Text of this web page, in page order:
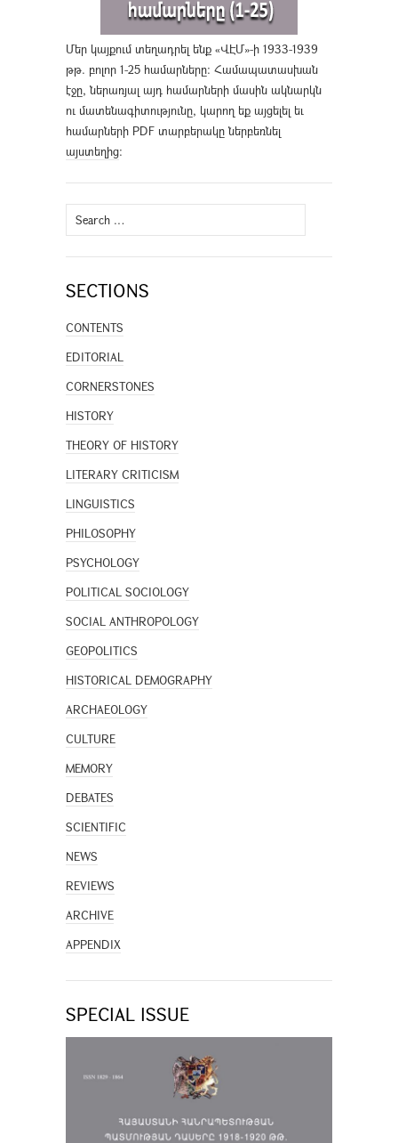
Մեր կայքում տեղադրել ենք «ՎԷՄ»-ի 1933-1939
թթ. բոլոր 1-25 համարները։ Համապատասխան
էջը, ներառյալ այդ համարների մասին ակնարկն
ու մատենագիտությունը, կարող եք այցելել եւ
համարների PDF տարբերակը ներբեռնել
այստեղից։
Search
for:
SECTIONS
CONTENTS
EDITORIAL
CORNERSTONES
HISTORY
THEORY OF HISTORY
LITERARY CRITICISM
LINGUISTICS
PHILOSOPHY
PSYCHOLOGY
POLITICAL SOCIOLOGY
SOCIAL ANTHROPOLOGY
GEOPOLITICS
HISTORICAL DEMOGRAPHY
ARCHAEOLOGY
CULTURE
MEMORY
DEBATES
SCIENTIFIC
NEWS
REVIEWS
ARCHIVE
APPENDIX
SPECIAL ISSUE